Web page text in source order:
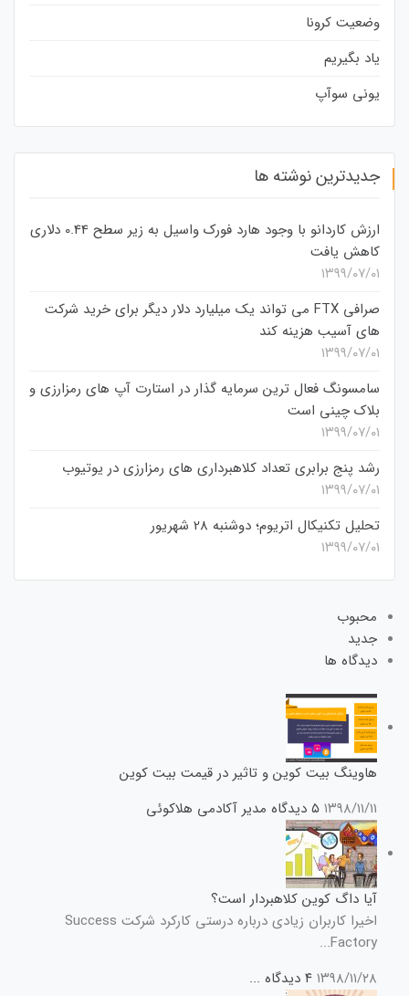
وضعیت کرونا
یاد بگیریم
یونی سوآپ
جدیدترین نوشته ها
ارزش کاردانو با وجود هارد فورک واسیل به زیر سطح 0.44 دلاری
کاهش یافت
۱۳۹۹/۰۷/۰۱
صرافی FTX می تواند یک میلیارد دلار دیگر برای خرید شرکت
های آسیب هزینه کند
۱۳۹۹/۰۷/۰۱
سامسونگ فعال‌ ترین سرمایه‌ گذار در استارت‌ آپ‌ های رمزارزی و
بلاک چینی است
۱۳۹۹/۰۷/۰۱
رشد پنج برابری تعداد کلاهبرداری های رمزارزی در یوتیوب
۱۳۹۹/۰۷/۰۱
تحلیل تکنیکال اتریوم؛ دوشنبه 28 شهریور
۱۳۹۹/۰۷/۰۱
محبوب
جدید
دیدگاه ها
هاوینگ بیت کوین و تاثیر در قیمت بیت کوین
۱۳۹۸/۱۱/۱۱ ۵ دیدگاه مدیر آکادمی هلاکوئی
آیا داگ کوین کلاهبردار است؟
اخیرا کاربران زیادی درباره درستی کارکرد شرکت Success
Factory...
۱۳۹۸/۱۱/۲۸ ۴ دیدگاه ...